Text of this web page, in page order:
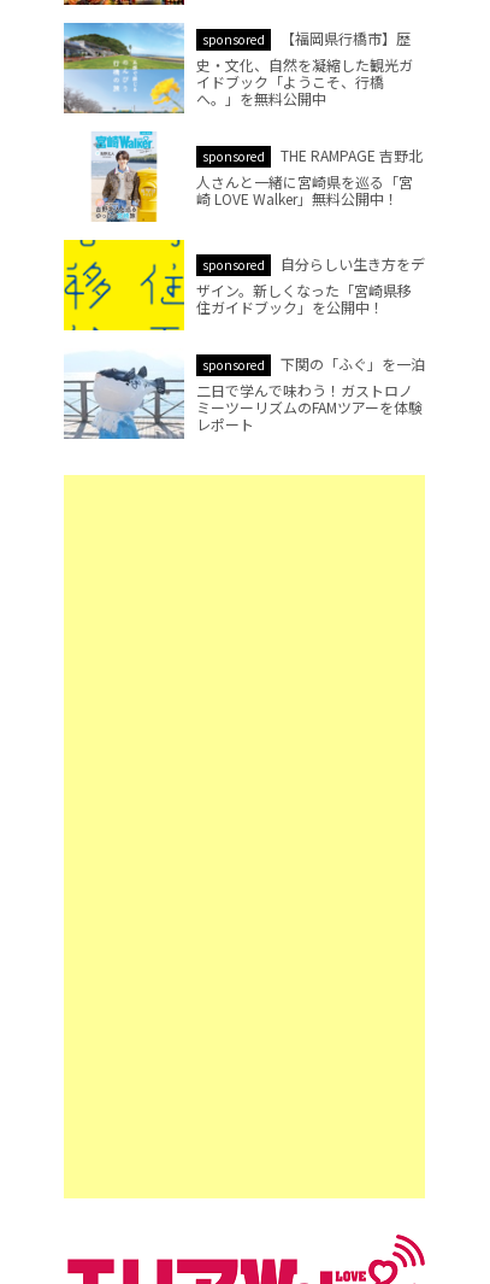
sponsored
【福岡県行橋市】歴
史・文化、自然を凝縮した観光ガ
イドブック「ようこそ、行橋
へ。」を無料公開中
sponsored
THE RAMPAGE 吉野北
人さんと一緒に宮崎県を巡る「宮
崎 LOVE Walker」無料公開中！
sponsored
自分らしい生き方をデ
ザイン。新しくなった「宮崎県移
住ガイドブック」を公開中！
sponsored
下関の「ふぐ」を一泊
二日で学んで味わう！ガストロノ
ミーツーリズムのFAMツアーを体験
レポート